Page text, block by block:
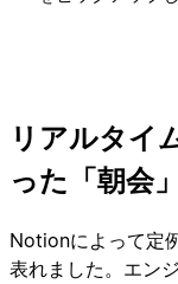
リアルタイ
った「朝会
Notionによって定
表れました。エン